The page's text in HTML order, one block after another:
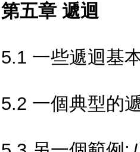
第五章 遞迴
5.1 一些遞迴基
5.2 一個典型的